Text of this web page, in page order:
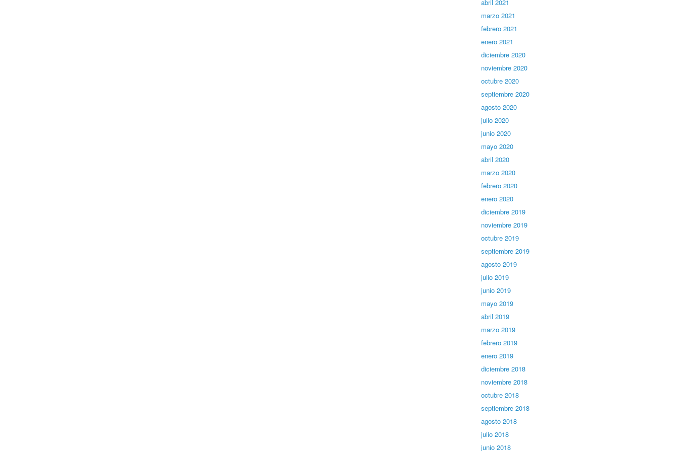
abril 2021
marzo 2021
febrero 2021
enero 2021
diciembre 2020
noviembre 2020
octubre 2020
septiembre 2020
agosto 2020
julio 2020
junio 2020
mayo 2020
abril 2020
marzo 2020
febrero 2020
enero 2020
diciembre 2019
noviembre 2019
octubre 2019
septiembre 2019
agosto 2019
julio 2019
junio 2019
mayo 2019
abril 2019
marzo 2019
febrero 2019
enero 2019
diciembre 2018
noviembre 2018
octubre 2018
septiembre 2018
agosto 2018
julio 2018
junio 2018